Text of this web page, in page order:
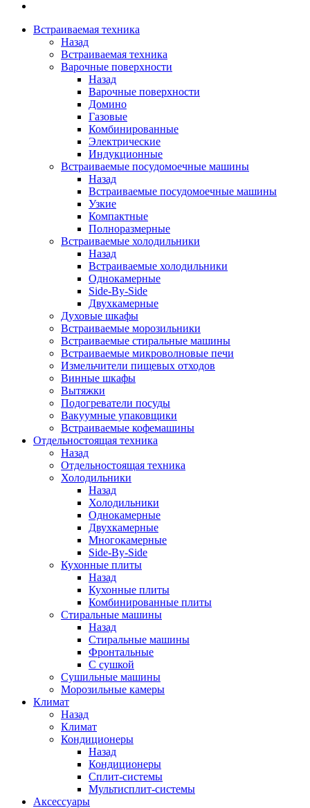
Встраиваемая техника
Назад
Встраиваемая техника
Варочные поверхности
Назад
Варочные поверхности
Домино
Газовые
Комбинированные
Электрические
Индукционные
Встраиваемые посудомоечные машины
Назад
Встраиваемые посудомоечные машины
Узкие
Компактные
Полноразмерные
Встраиваемые холодильники
Назад
Встраиваемые холодильники
Однокамерные
Side-By-Side
Двухкамерные
Духовые шкафы
Встраиваемые морозильники
Встраиваемые стиральные машины
Встраиваемые микроволновые печи
Измельчители пищевых отходов
Винные шкафы
Вытяжки
Подогреватели посуды
Вакуумные упаковщики
Встраиваемые кофемашины
Отдельностоящая техника
Назад
Отдельностоящая техника
Холодильники
Назад
Холодильники
Однокамерные
Двухкамерные
Многокамерные
Side-By-Side
Кухонные плиты
Назад
Кухонные плиты
Комбинированные плиты
Стиральные машины
Назад
Стиральные машины
Фронтальные
С сушкой
Сушильные машины
Морозильные камеры
Климат
Назад
Климат
Кондиционеры
Назад
Кондиционеры
Сплит-системы
Мультисплит-системы
Аксессуары